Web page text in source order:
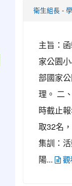
衛生組長 -
主旨：
家公園
部國家
理。 二
時截止
取32名
集訓：
陽...
觀